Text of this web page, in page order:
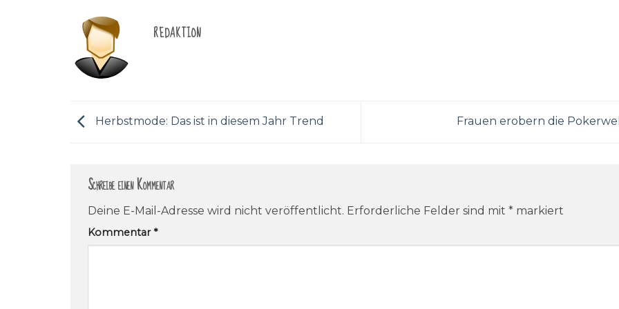
REDAKTION
Herbstmode: Das ist in diesem Jahr Trend Frauen erobern die
Schreibe einen Kommentar
Deine E-Mail-Adresse wird nicht veröffentlicht. Erforderliche Felder sind mit * markiert
Kommentar*